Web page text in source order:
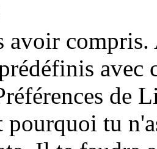
compris.
avec
de
tu